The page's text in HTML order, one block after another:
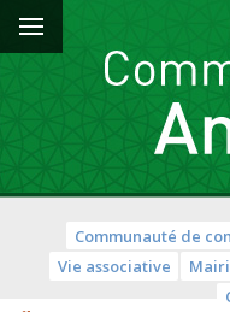
Communauté de
Vie associative